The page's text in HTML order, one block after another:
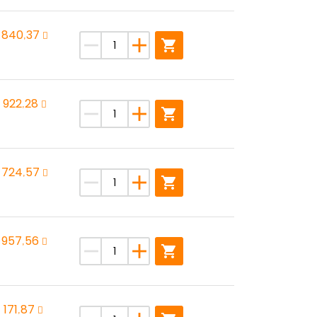
remove add shopping_cart
922,28 remove add shopping_cart
724,57 remove add shopping_cart
957,56 remove add shopping_cart
171,87